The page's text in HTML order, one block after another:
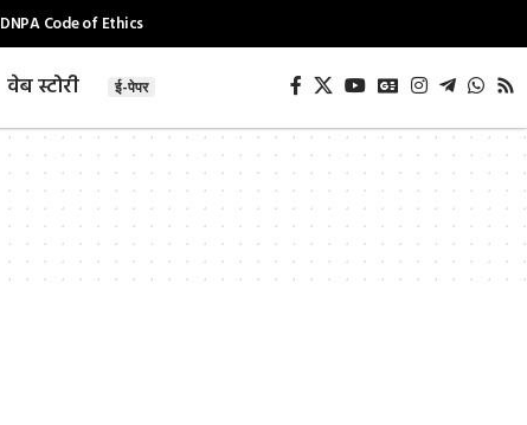
DNPA Code of Ethics
वेब स्टोरी ई-पेपर